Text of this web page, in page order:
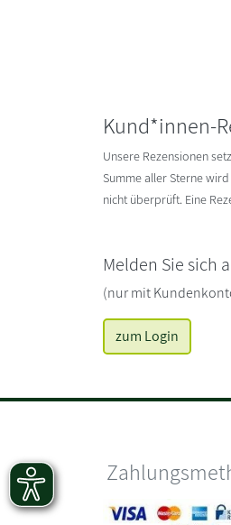
Kund*innen-
Unsere Rezensionen
Summe aller Sterne
nicht überprüft. Eine
Melden Sie sich
(nur mit
zum Login